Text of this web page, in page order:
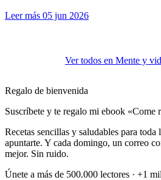
Leer más 05 jun 2026
Ver todos en Mente y
Regalo de bienvenida
Suscríbete y te regalo mi ebook «Come
Recetas sencillas y saludables para
apuntarte. Y cada domingo, un correo
mejor. Sin ruido.
Únete a más de 500.000 lectores · +1